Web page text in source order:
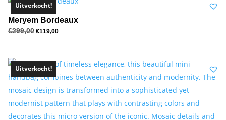
Uitverkocht!
Meryem Bordeaux
€299,00 Oorspronkelijke
prijs
€119,00Huidige
Uitverkocht!